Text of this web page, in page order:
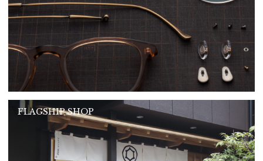
FLAGSHIP SHOP